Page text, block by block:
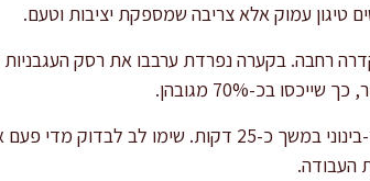
טיגון עמוק אלא צריבה שמספקת יציבות וטעם.
רחבה. בקערה נפרדת ערבבו את רסק העגבניות
בכ-70% מגובהן.
כסו את הסיר ובשלו על חום נמוך-בינוני במשך כ-
העבודה.